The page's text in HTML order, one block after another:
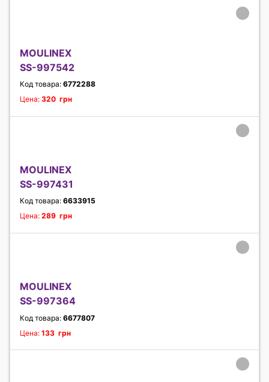
MOULINEX
SS-997542
Код товара: 6772288
Цена: 320 грн
MOULINEX
SS-997431
Код товара: 6633915
Цена: 289 грн
MOULINEX
SS-997364
Код товара: 6677807
Цена: 133 грн